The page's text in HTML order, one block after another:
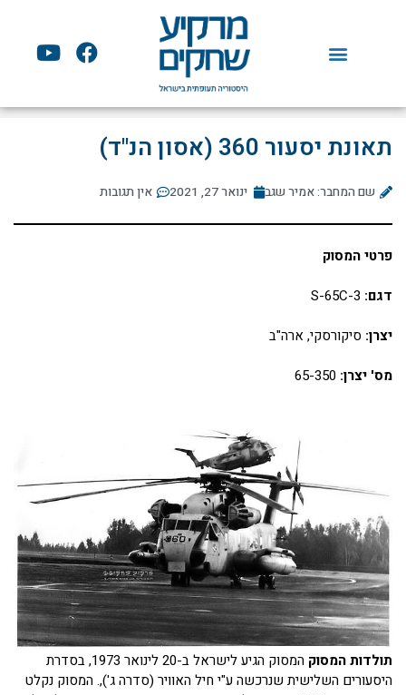
F
a
e
Y
o
t
תאונת יסעור 360 (אסון הנ"ד)
שם המחבר: אמיר שגב ינואר 27, 2021 אין תגובות
פרטי המסוק
דגם:
יצרן: סיקורסקי, ארה"ב
מס' יצרן: 65-350
תולדות המסוק
המסוק הגיע לישראל ב-20 לינואר 1973, בסדרת
היסעורים השלישית שנרכשה ע"י חיל האוויר (סדרה ג'),. המסוק נקלט